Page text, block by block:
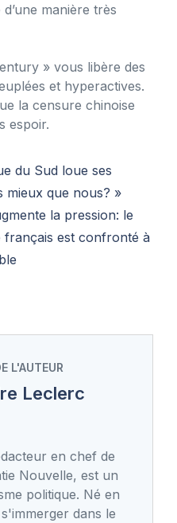
manière très
» vous libère des
et hyperactives.
la censure chinoise
espoir.
du Sud loue ses
mieux que nous? »
la pression: le
français est confronté à
L'AUTEUR
Leclerc
en chef de
Nouvelle, est un
politique. Né en
dans le